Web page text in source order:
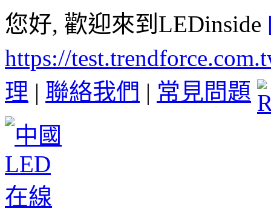
您好, 歡迎來到LEDinside
https://
理 | 聯絡我們 | 常見問題